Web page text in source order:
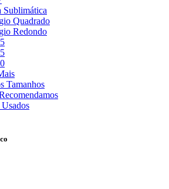
Sublimática
Quadrado
Redondo
Tamanhos